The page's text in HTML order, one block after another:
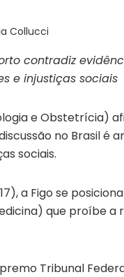
Collucci
contradiz
e injustiças sociais
e Obstetrícia)
no Brasil é
sociais.
a Figo se
que proíbe a
Tribunal